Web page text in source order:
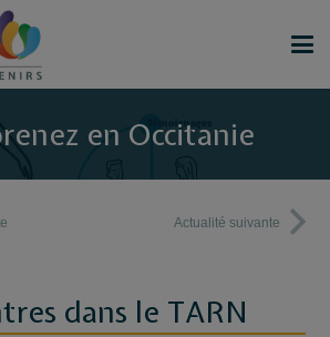
en Occitanie
Actualité suivante
dans le TARN